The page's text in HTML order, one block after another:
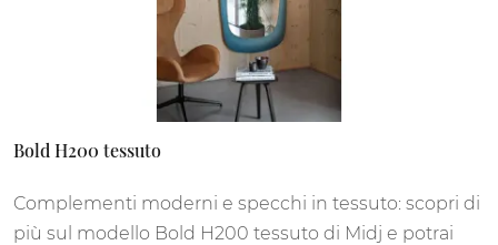
Bold H200 tessuto
Complementi moderni e specchi in tessuto: scopri di
più sul modello Bold H200 tessuto di Midj e potrai